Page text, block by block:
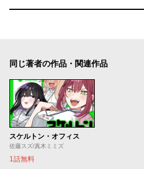
同じ著者の作品・関連作品
スケルトン・オフィス
佐藤スズ/真木ミミズ
1話無料